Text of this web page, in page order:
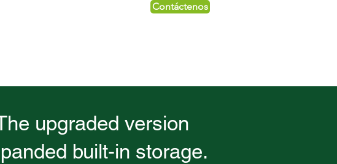
Contáctenos
upgraded version
built-in storage.